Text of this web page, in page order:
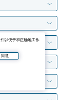
以便于和正确地工作
同意